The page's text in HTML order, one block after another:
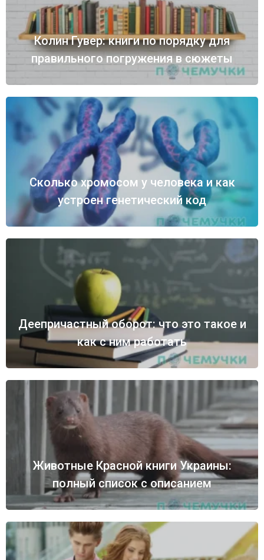
Колин Гувер: книги по порядку для
правильного погружения в сюжеты
Сколько хромосом у человека и как
устроен генетический код
Деепричастный оборот: что это такое и
как с ним работать
Животные Красной книги Украины:
полный список с описанием